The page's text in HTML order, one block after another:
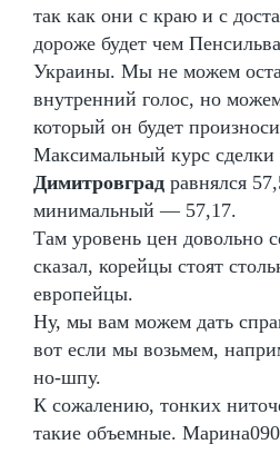
так как они с краю и с
дороже будет чем
Украины. Мы не можем
внутренний голос, но
который он будет
Максимальный курс сделки
Димитровград равнялся
минимальный — 57,17.
Там уровень цен довольно
сказал, корейцы стоят
европейцы.
Ну, мы вам можем дать
вот если мы возьмем,
но-шпу.
К сожалению, тонких
такие объемные.